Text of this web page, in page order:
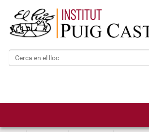
Cerca